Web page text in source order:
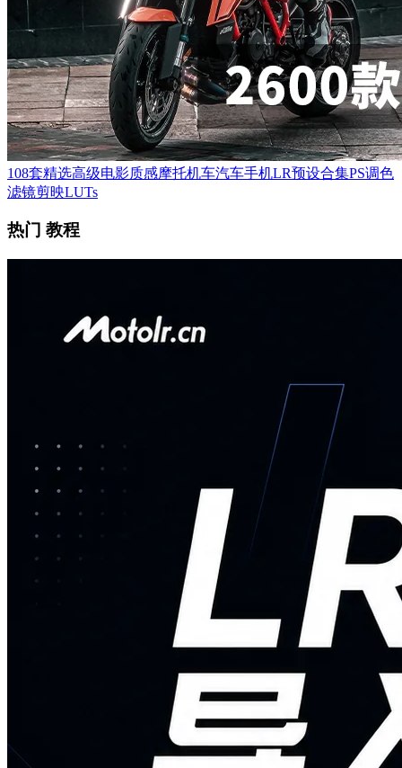
108套精选高级电影质感摩托机车汽车手机LR预设合集PS调色
滤镜剪映LUTs
热门 教程